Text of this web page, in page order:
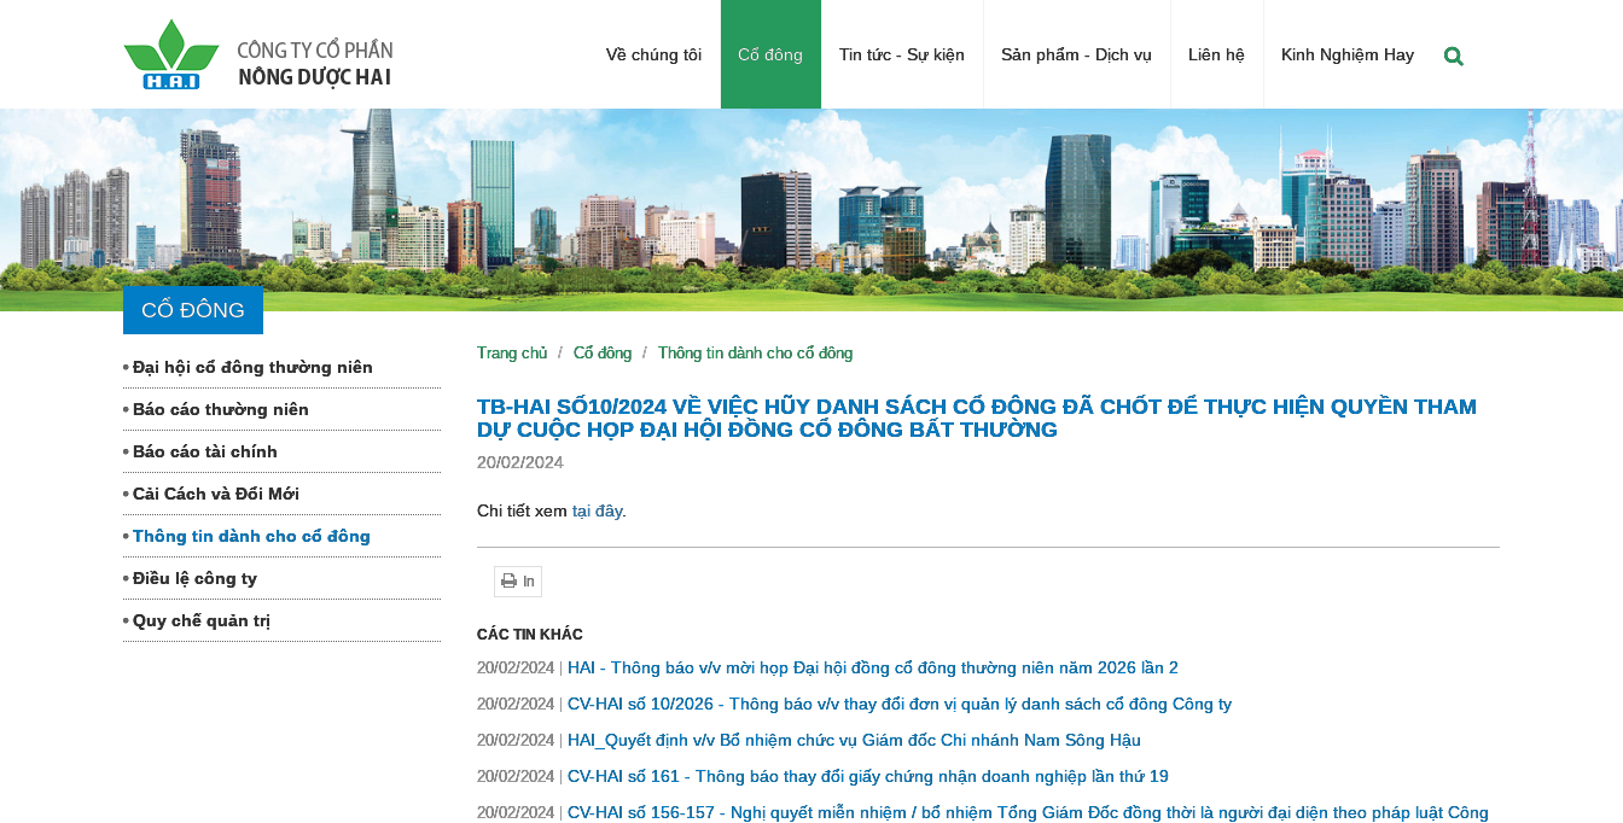
Về chúng tôi Cổ đông Tin tức - Sự kiện Sản phẩm - Dịch vụ Liên hệ Kinh Nghiệm Hay
CỔ ĐÔNG
Đại hội cổ đông thường niên
Báo cáo thường niên
Báo cáo tài chính
Cải Cách và Đổi Mới
Thông tin dành cho cổ đông
Điều lệ công ty
Quy chế quản trị
Trang chủ Cổ đông Thông tin dành cho cổ đông
TB-HAI SỐ10/2024 VỀ VIỆC HŨY DANH SÁCH CỔ ĐÔNG ĐÃ CHỐT ĐỂ THỰC HIỆN QUYỀN THAM
DỰ CUỘC HỌP ĐẠI HỘI ĐỒNG CỔ ĐÔNG BẤT THƯỜNG
20/02/2024
Chi tiết xem tại đây.
In
CÁC TIN KHÁC
20/02/2024 HAI - Thông báo v/v mời họp Đại hội đồng cổ đông thường niên năm 2026 lần 2
20/02/2024 CV-HAI số 10/2026 - Thông báo v/v thay đổi đơn vị quản lý danh sách cổ đông Công ty
20/02/2024 HAI_Quyết định v/v Bổ nhiệm chức vụ Giám đốc Chi nhánh Nam Sông Hậu
20/02/2024 CV-HAI số 161 - Thông báo thay đổi giấy chứng nhận doanh nghiệp lần thứ 19
20/02/2024
CV-HAI số 156-157 - Nghị quyết miễn nhiệm / bổ nhiệm Tổng Giám Đốc đồng thời là người đại diện theo pháp luật Công